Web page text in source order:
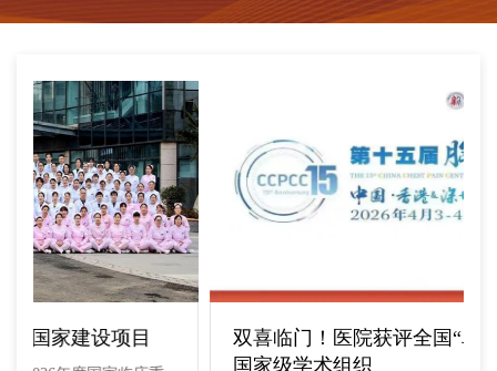
双喜临门！医院获评全国“卓越单位”，跻身
国家级学术组织